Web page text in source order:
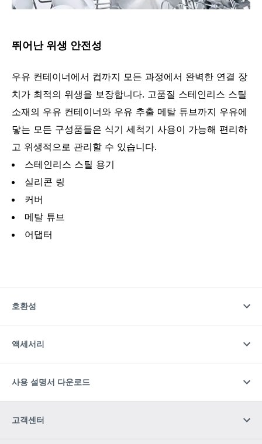
뛰어난 위생 안전성
우유 컨테이너에서 컵까지 모든 과정에서 완벽한 연결 장
치가 최적의 위생을 보장합니다. 고품질 스테인리스 스틸
소재의 우유 컨테이너와 우유 추출 메탈 튜브까지 우유에
닿는 모든 구성품들은 식기 세척기 사용이 가능해 편리하
고 위생적으로 관리할 수 있습니다.
스테인리스 스틸 용기
실리콘 링
커버
메탈 튜브
어댑터
호환성
액세서리
사용 설명서 다운로드
고객센터